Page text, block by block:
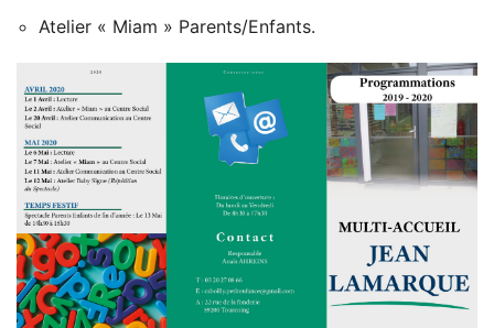
Atelier « Miam » Parents/Enfants.